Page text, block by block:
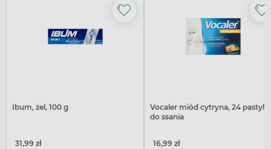
Ibum, żel, 100 g
31,99 zł
Vocaler miód cytryna, 24 pastylki
do ssania
16,99 zł